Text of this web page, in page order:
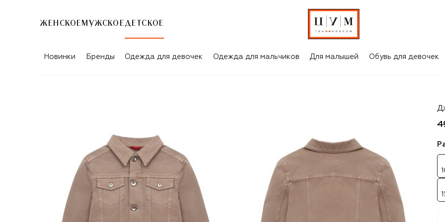
ЖЕНСКОЕ МУЖСКОЕ ДЕТСКОЕ
Новинки Бренды Одежда для девочек Одежда для мальчиков Для малышей Обувь для девочек